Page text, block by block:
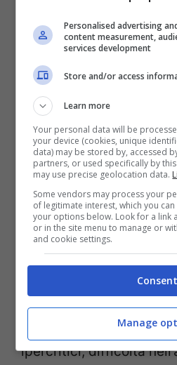
Il terrore del fallimento può
vita – chedonna.it
In gran parte dei casi il
cainofobia appunto,
negative fatte da piccoli
ipercritici, difficoltà
Personalised advertising
content measurement,
services development
Store and/or access
Learn more
Your personal data will be
your device (cookies, unique
data) may be stored by, accessed
partners, or used specifically by
may use precise geolocation data.
Some vendors may process your
of legitimate interest, which you
your options below. Look for a link
or in the site menu to manage or
and cookie settings.
Consent
Manage